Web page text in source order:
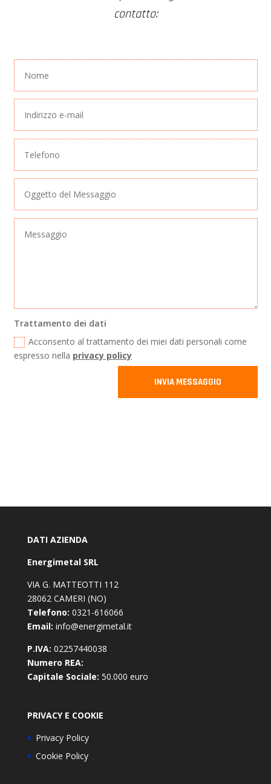
contatto:
Trattamento dei dati
Acconsento al trattamento dei miei dati personali come
espresso nella privacy policy
INVIA MESSAGGIO
DATI AZIENDA
Energimetal SRL
VIA G. MATTEOTTI 112
28062 CAMERI (NO)
Telefono: 0321-616066
Email: info@energimetal.it
P.IVA: 02257440038
Numero REA:
Capitale Sociale: 50.000 euro
PRIVACY E COOKIE
Privacy Policy
Cookie Policy